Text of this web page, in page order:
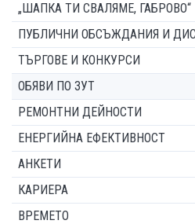
„ШАПКА ТИ СВАЛЯМЕ, ГАБРОВО“
ПУБЛИЧНИ ОБСЪЖДАНИЯ И
ТЪРГОВЕ И КОНКУРСИ
ОБЯВИ ПО ЗУТ
РЕМОНТНИ ДЕЙНОСТИ
ЕНЕРГИЙНА ЕФЕКТИВНОСТ
АНКЕТИ
КАРИЕРА
ВРЕМЕТО